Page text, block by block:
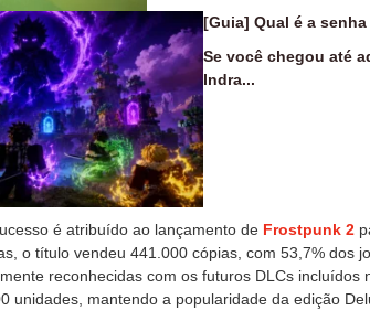
[Guia] Qual é a
Se você chegou até
Indra...
é atribuído ao lançamento de Frostpunk 2
o título vendeu 441.000 cópias, com 53,7% dos
reconhecidas com os futuros DLCs incluídos
unidades, mantendo a popularidade da edição